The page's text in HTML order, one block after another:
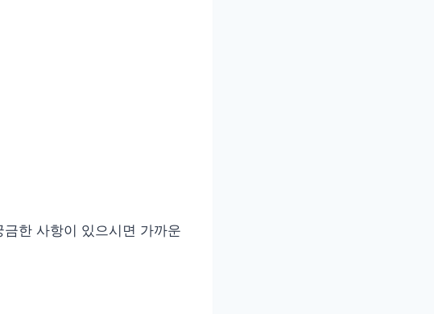
한 사항이 있으시면 가까운